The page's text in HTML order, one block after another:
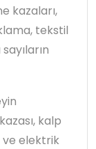
kazaları,
tekstil
kalp
ve elektrik